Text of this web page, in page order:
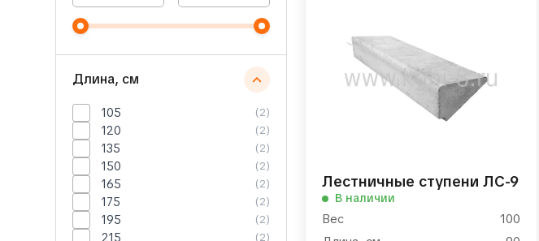
Длина, см
105 (2)
120 (2)
135 (2)
150 (2)
165 (2)
175 (2)
195 (2)
215 (2)
Лестничные ступени ЛС-9
В наличии
Вес
100